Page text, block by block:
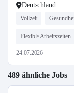
Deutschland
Vollzeit
Flexible Arbeitszeiten
24.07.2026
489 ähnliche Jobs